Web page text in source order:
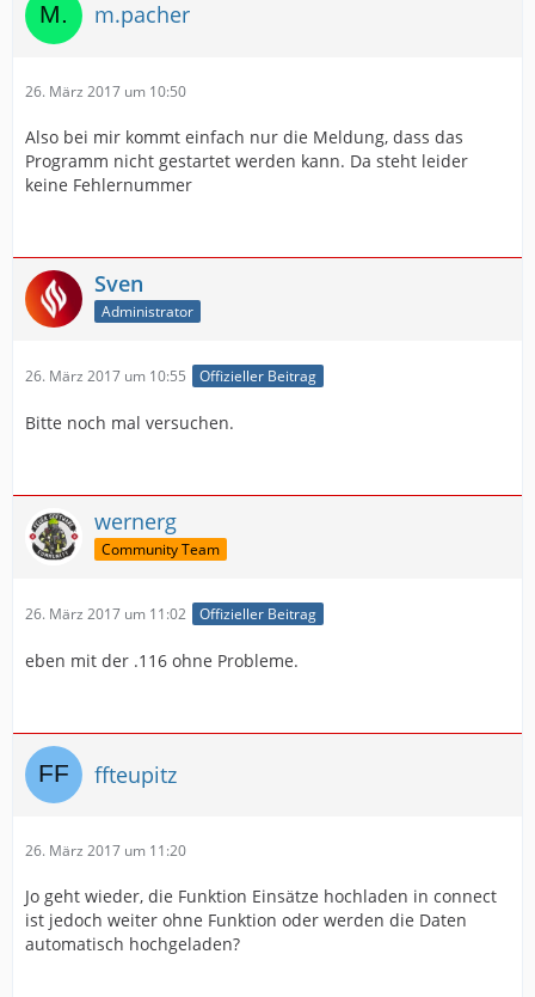
m.pacher
26. März 2017 um 10:50
Also bei mir kommt einfach nur die Meldung, dass das
Programm nicht gestartet werden kann. Da steht leider
keine Fehlernummer
Sven
Administrator
26. März 2017 um 10:55 Offizieller Beitrag
Bitte noch mal versuchen.
wernerg
Community Team
26. März 2017 um 11:02 Offizieller Beitrag
eben mit der .116 ohne Probleme.
ffteupitz
26. März 2017 um 11:20
Jo geht wieder, die Funktion Einsätze hochladen in connect
ist jedoch weiter ohne Funktion oder werden die Daten
automatisch hochgeladen?